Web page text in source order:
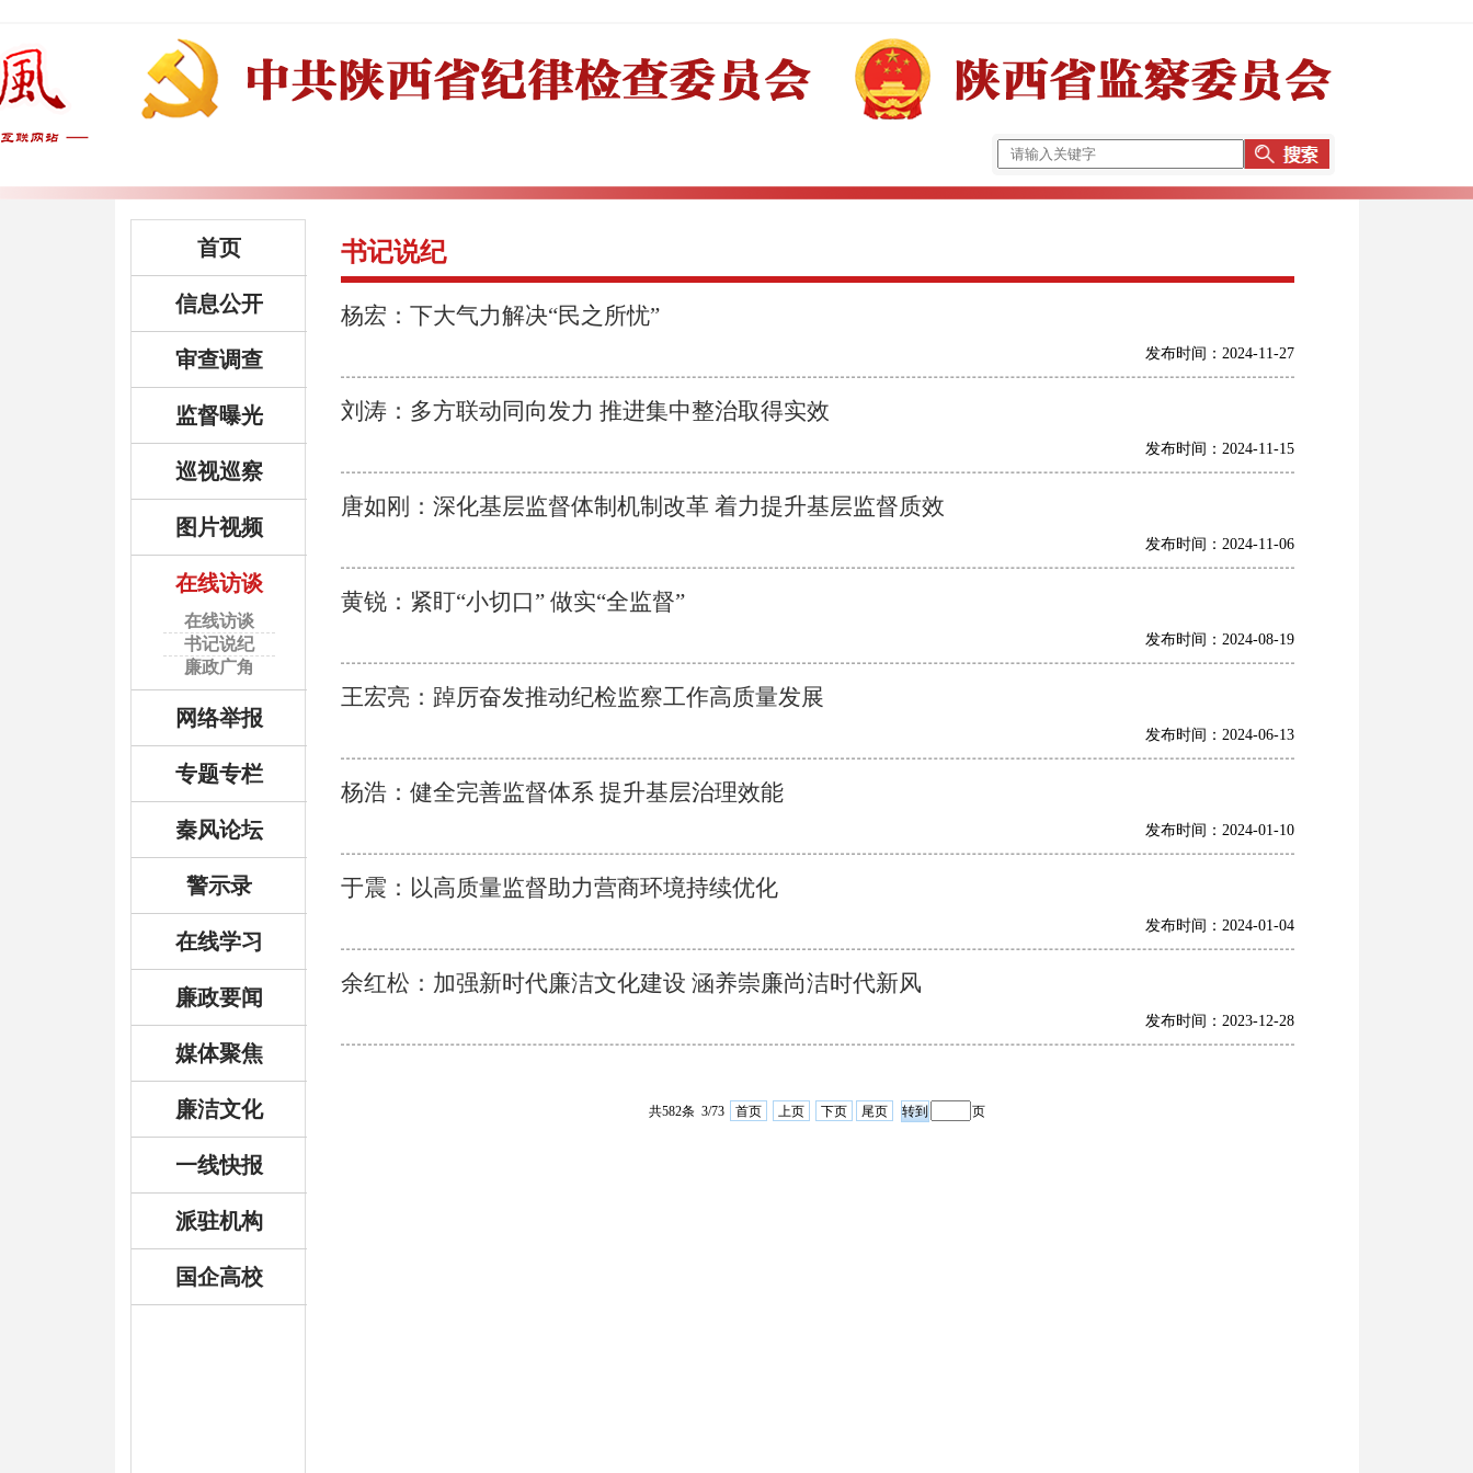
首页
信息公开
审查调查
监督曝光
巡视巡察
图片视频
在线访谈
在线访谈
书记说纪
廉政广角
网络举报
专题专栏
秦风论坛
警示录
在线学习
廉政要闻
媒体聚焦
廉洁文化
一线快报
派驻机构
国企高校
书记说纪
杨宏：下大气力解决“民之所忧”
发布时间：2024-11-27
刘涛：多方联动同向发力 推进集中整治取得实效
发布时间：2024-11-15
唐如刚：深化基层监督体制机制改革 着力提升基层监督质效
发布时间：2024-11-06
黄锐：紧盯“小切口” 做实“全监督”
发布时间：2024-08-19
王宏亮：踔厉奋发推动纪检监察工作高质量发展
发布时间：2024-06-13
杨浩：健全完善监督体系 提升基层治理效能
发布时间：2024-01-10
于震：以高质量监督助力营商环境持续优化
发布时间：2024-01-04
余红松：加强新时代廉洁文化建设 涵养崇廉尚洁时代新风
发布时间：2023-12-28
共582条 3/73 首页 上页 下页 尾页 页